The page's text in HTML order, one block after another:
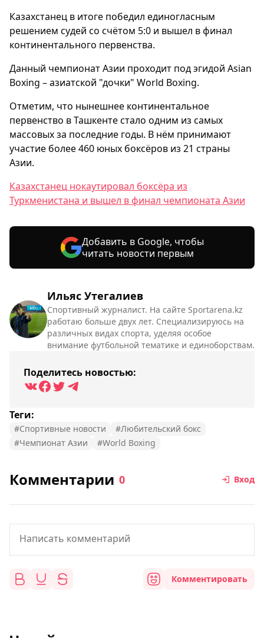
Ильяс Утегалиев
Спортивный журналист. На сайте Sportarena.kz
работаю больше двух лет. Специализируюсь на
различных видах спорта, уделяя особое
внимание футбольной тематике и единоборствам.
Поделитесь новостью:
Теги:
#Спортивные новости
#Любительский бокс
#Чемпионат Азии
#World Boxing
Казахстанец в итоге победил единогласным
решением судей со счётом 5:0 и вышел в финал
континентального первенства.
Данный чемпионат Азии проходит под эгидой Asian
Boxing – азиатской "дочки" World Boxing.
Отметим, что нынешнее континентальное
первенство в Ташкенте стало одним из самых
массовых за последние годы. В нём принимают
участие более 460 юных боксёров из 21 страны
Азии.
Казахстанец нокаутировал боксёра из
Туркменистана и вышел в финал чемпионата Азии
Добавить в Google, чтобы
читать новости первым
Комментарии 0 Вход
Комментировать